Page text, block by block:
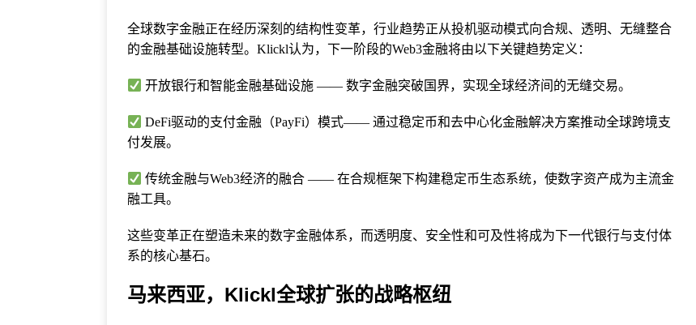
全球数字金融正在经历深刻的结构性变革，行业趋势正从投机驱动模式向合规、透明、无缝整合
的金融基础设施转型。Klickl认为，下一阶段的Web3金融将由以下关键趋势定义：
开放银行和智能金融基础设施 —— 数字金融突破国界，实现全球经济间的无缝交易。
DeFi驱动的支付金融（PayFi）模式—— 通过稳定币和去中心化金融解决方案推动全球跨境支
付发展。
传统金融与Web3经济的融合 —— 在合规框架下构建稳定币生态系统，使数字资产成为主流金
融工具。
这些变革正在塑造未来的数字金融体系，而透明度、安全性和可及性将成为下一代银行与支付体
系的核心基石。
马来西亚，Klickl全球扩张的战略枢纽